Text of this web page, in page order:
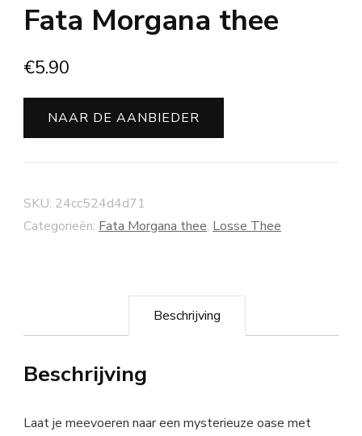
Fata Morgana thee
€5.90
NAAR DE AANBIEDER
SKU: 24cc524d4d71
Categorieën: Fata Morgana thee, Losse Thee
Beschrijving
Beschrijving
Laat je meevoeren naar een mysterieuze oase met